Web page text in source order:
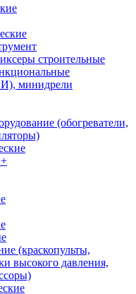
строительные
минидрели
(обогреватели,
(краскопульты,
высокого давления,